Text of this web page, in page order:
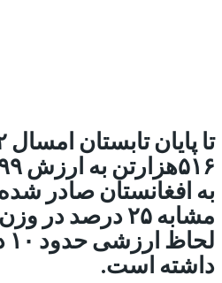
به افغانستان صادر
مشابه ۲۵ درصد
داشته است.